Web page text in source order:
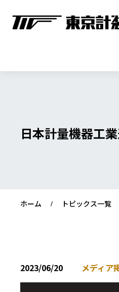
日本計量機器工
ホーム トピックス一覧
2023/06/20 メディア